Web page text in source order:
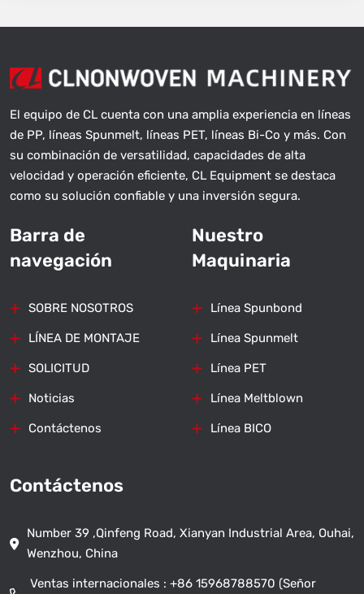
El equipo de CL cuenta con una amplia experiencia en líneas
de PP, líneas Spunmelt, líneas PET, líneas Bi-Co y más. Con
su combinación de versatilidad, capacidades de alta
velocidad y operación eficiente, CL Equipment se destaca
como su solución confiable y una inversión segura.
Barra de
navegación
SOBRE NOSOTROS
LÍNEA DE MONTAJE
SOLICITUD
Noticias
Contáctenos
Nuestro
Maquinaria
Línea Spunbond
Línea Spunmelt
Línea PET
Línea Meltblown
Línea BICO
Contáctenos
Number 39 ,Qinfeng Road, Xianyan Industrial Area, Ouhai,
Wenzhou, China
Ventas internacionales : +86 15968788570 (Señor